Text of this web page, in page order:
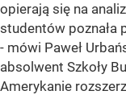
opierają się na
studentów poznała
- mówi Paweł
absolwent Szkoły
Amerykanie